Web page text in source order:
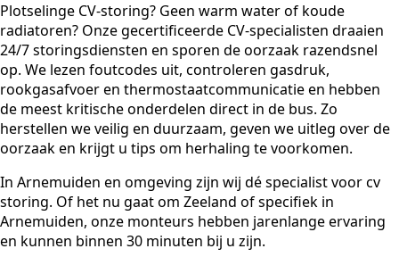
Plotselinge CV-storing? Geen warm water of koude
radiatoren? Onze gecertificeerde CV-specialisten draaien
24/7 storingsdiensten en sporen de oorzaak razendsnel
op. We lezen foutcodes uit, controleren gasdruk,
rookgasafvoer en thermostaatcommunicatie en hebben
de meest kritische onderdelen direct in de bus. Zo
herstellen we veilig en duurzaam, geven we uitleg over de
oorzaak en krijgt u tips om herhaling te voorkomen.
In Arnemuiden en omgeving zijn wij dé specialist voor cv
storing. Of het nu gaat om Zeeland of specifiek in
Arnemuiden, onze monteurs hebben jarenlange ervaring
en kunnen binnen 30 minuten bij u zijn.